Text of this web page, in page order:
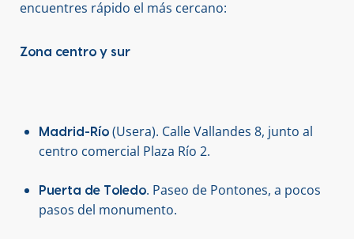
encuentres rápido el más cercano:
Zona centro y sur
Madrid-Río (Usera). Calle Vallandes 8, junto al
centro comercial Plaza Río 2.
Puerta de Toledo. Paseo de Pontones, a pocos
pasos del monumento.